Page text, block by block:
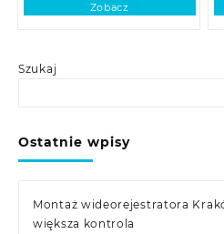
Szukaj
Ostatnie wpisy
Montaż wideorejestratora
większa kontrola
Zobacz